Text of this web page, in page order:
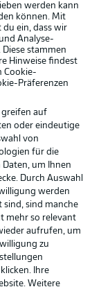
verwalten
werden kann
können. Mit
du ein, dass wir
Analyse-
stammen
Hinweise findest
Cookie-
Präferenzen
greifen auf
oder eindeutige
von
für die
um Ihnen
Durch Auswahl
werden
sind, sind manche
mehr so relevant
aufrufen, um
zu
Ihre
Weitere